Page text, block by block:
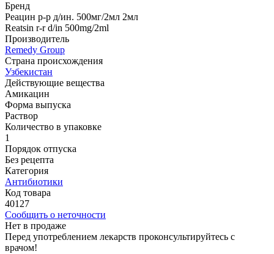
Бренд
Реацин р-р д/ин. 500мг/2мл 2мл
Reatsin r-r d/in 500mg/2ml
Производитель
Remedy Group
Страна происхождения
Узбекистан
Действующие вещества
Амикацин
Форма выпуска
Раствор
Количество в упаковке
1
Порядок отпуска
Без рецепта
Категория
Антибиотики
Код товара
40127
Сообщить о неточности
Нет в продаже
Перед употреблением лекарств проконсультируйтесь с
врачом!